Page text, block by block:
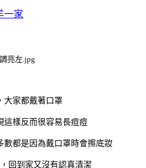
一家
大家都戴著口罩
這樣反而很容易長痘痘
數都是因為戴口罩時會擦底妝
回到家又沒有認真清潔